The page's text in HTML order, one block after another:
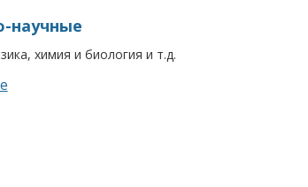
научные
химия и биология и т.д.